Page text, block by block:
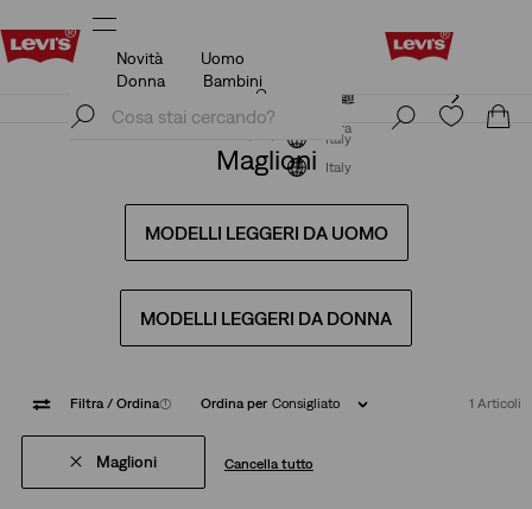
Unidays: Gli studenti ottengono il 20% di sconto
Dettagli
Iscriviti ora
Italy
Novità
Uomo
Donna
Bambini
Unidays: Gli studenti ottengono il 20% di sconto
Iscriviti ora
Italy
Maglioni
MODELLI LEGGERI DA UOMO
MODELLI LEGGERI DA DONNA
Filtra/ Ordina(1) Ordina per Consigliato 1 Articoli
Maglioni Cancella tutto